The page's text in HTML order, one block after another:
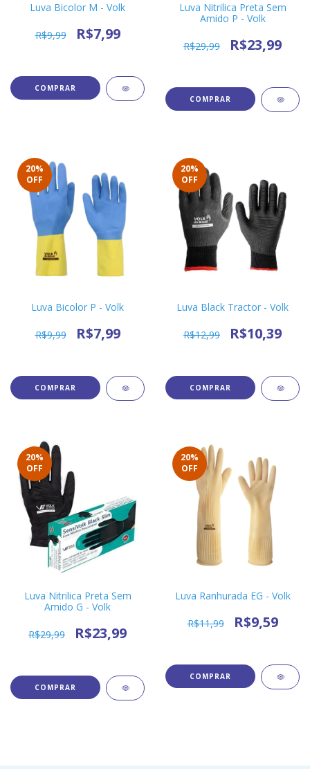
Luva Bicolor M - Volk
R$9,99 R$7,99
Luva Nitrilica Preta Sem
Amido P - Volk
R$29,99 R$23,99
20%
OFF
Luva Bicolor P - Volk
R$9,99 R$7,99
20%
OFF
Luva Black Tractor - Volk
R$12,99 R$10,39
20%
OFF
Luva Nitrilica Preta Sem
Amido G - Volk
R$29,99 R$23,99
20%
OFF
Luva Ranhurada EG - Volk
R$11,99 R$9,59